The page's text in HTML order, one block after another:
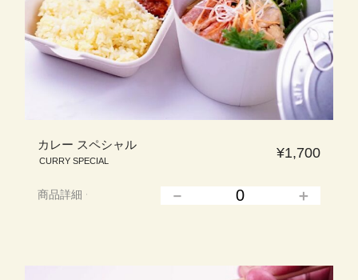
カレー スペシャル
CURRY SPECIAL
¥1,700
商品詳細